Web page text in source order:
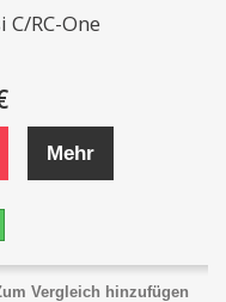
RC-One
Mehr
Vergleich hinzufügen